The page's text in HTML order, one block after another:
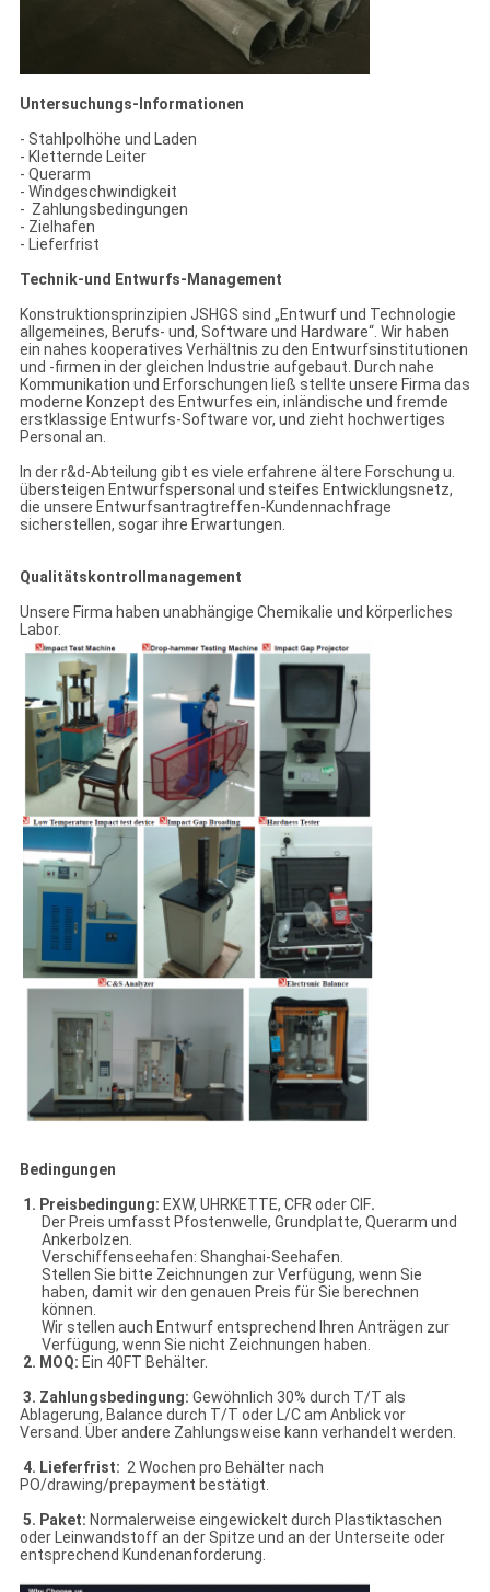
Untersuchungs-Informationen
- Stahlpolhöhe und Laden
- Kletternde Leiter
- Querarm
- Windgeschwindigkeit
- Zahlungsbedingungen
- Zielhafen
- Lieferfrist
Technik-und Entwurfs-Management
Konstruktionsprinzipien JSHGS sind „Entwurf und Technologie
allgemeines, Berufs- und, Software und Hardware“. Wir haben
ein nahes kooperatives Verhältnis zu den Entwurfsinstitutionen
und -firmen in der gleichen Industrie aufgebaut. Durch nahe
Kommunikation und Erforschungen ließ stellte unsere Firma das
moderne Konzept des Entwurfes ein, inländische und fremde
erstklassige Entwurfs-Software vor, und zieht hochwertiges
Personal an.
In der r&d-Abteilung gibt es viele erfahrene ältere Forschung u.
übersteigen Entwurfspersonal und steifes Entwicklungsnetz,
die unsere Entwurfsantragtreffen-Kundennachfrage
sicherstellen, sogar ihre Erwartungen.
Qualitätskontrollmanagement
Unsere Firma haben unabhängige Chemikalie und körperliches
Labor.
Bedingungen
1. Preisbedingung: EXW, UHRKETTE, CFR oder CIF.
Der Preis umfasst Pfostenwelle, Grundplatte, Querarm und
Ankerbolzen.
Verschiffenseehafen: Shanghai-Seehafen.
Stellen Sie bitte Zeichnungen zur Verfügung, wenn Sie
haben, damit wir den genauen Preis für Sie berechnen
können.
Wir stellen auch Entwurf entsprechend Ihren Anträgen zur
Verfügung, wenn Sie nicht Zeichnungen haben.
2. MOQ: Ein 40FT Behälter.
3. Zahlungsbedingung: Gewöhnlich 30% durch T/T als
Ablagerung, Balance durch T/T oder L/C am Anblick vor
Versand. Über andere Zahlungsweise kann verhandelt werden.
4. Lieferfrist: 2 Wochen pro Behälter nach
PO/drawing/prepayment bestätigt.
5. Paket: Normalerweise eingewickelt durch Plastiktaschen
oder Leinwandstoff an der Spitze und an der Unterseite oder
entsprechend Kundenanforderung.